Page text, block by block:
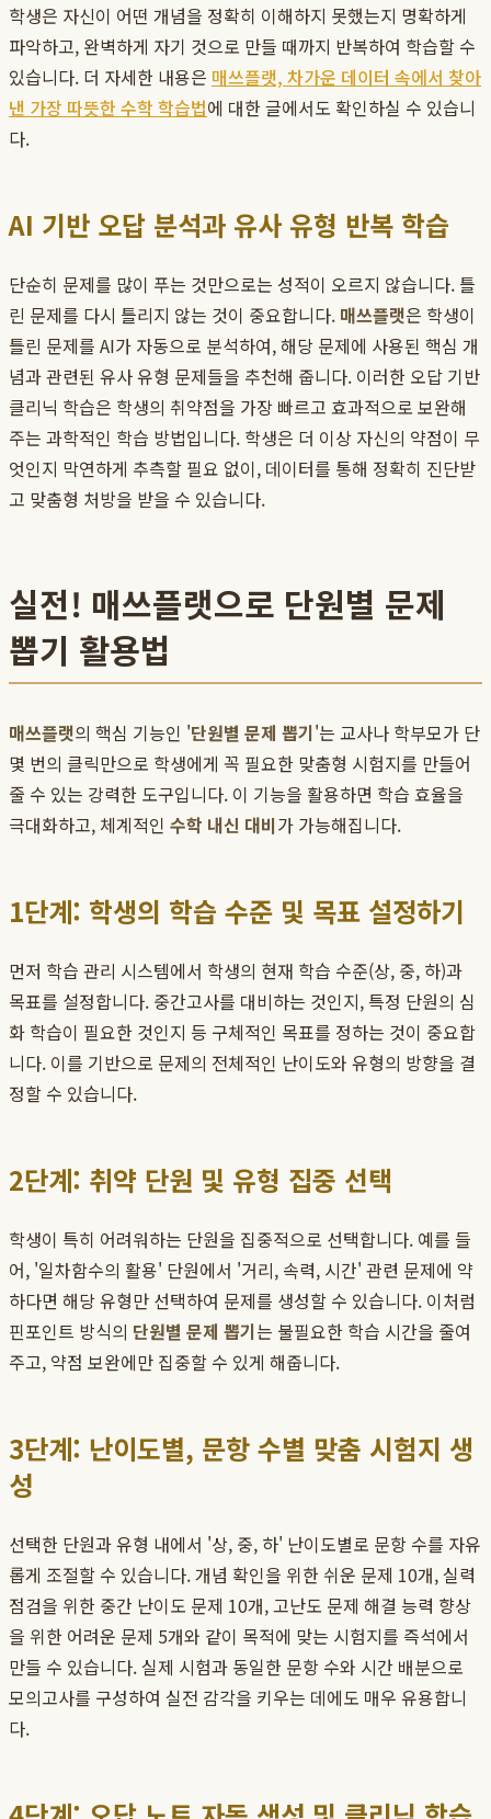
학생은 자신이 어떤 개념을 정확히 이해하지 못했는지 명확하게
파악하고, 완벽하게 자기 것으로 만들 때까지 반복하여 학습할 수
있습니다. 더 자세한 내용은 매쓰플랫, 차가운 데이터 속에서 찾아
낸 가장 따뜻한 수학 학습법에 대한 글에서도 확인하실 수 있습니
다.
AI 기반 오답 분석과 유사 유형 반복 학습
단순히 문제를 많이 푸는 것만으로는 성적이 오르지 않습니다. 틀
린 문제를 다시 틀리지 않는 것이 중요합니다. 매쓰플랫은 학생이
틀린 문제를 AI가 자동으로 분석하여, 해당 문제에 사용된 핵심 개
념과 관련된 유사 유형 문제들을 추천해 줍니다. 이러한 오답 기반
클리닉 학습은 학생의 취약점을 가장 빠르고 효과적으로 보완해
주는 과학적인 학습 방법입니다. 학생은 더 이상 자신의 약점이 무
엇인지 막연하게 추측할 필요 없이, 데이터를 통해 정확히 진단받
고 맞춤형 처방을 받을 수 있습니다.
실전! 매쓰플랫으로 단원별 문제
뽑기 활용법
매쓰플랫의 핵심 기능인 '단원별 문제 뽑기'는 교사나 학부모가 단
몇 번의 클릭만으로 학생에게 꼭 필요한 맞춤형 시험지를 만들어
줄 수 있는 강력한 도구입니다. 이 기능을 활용하면 학습 효율을
극대화하고, 체계적인 수학 내신 대비가 가능해집니다.
1단계: 학생의 학습 수준 및 목표 설정하기
먼저 학습 관리 시스템에서 학생의 현재 학습 수준(상, 중, 하)과
목표를 설정합니다. 중간고사를 대비하는 것인지, 특정 단원의 심
화 학습이 필요한 것인지 등 구체적인 목표를 정하는 것이 중요합
니다. 이를 기반으로 문제의 전체적인 난이도와 유형의 방향을 결
정할 수 있습니다.
2단계: 취약 단원 및 유형 집중 선택
학생이 특히 어려워하는 단원을 집중적으로 선택합니다. 예를 들
어, '일차함수의 활용' 단원에서 '거리, 속력, 시간' 관련 문제에 약
하다면 해당 유형만 선택하여 문제를 생성할 수 있습니다. 이처럼
핀포인트 방식의 단원별 문제 뽑기는 불필요한 학습 시간을 줄여
주고, 약점 보완에만 집중할 수 있게 해줍니다.
3단계: 난이도별, 문항 수별 맞춤 시험지 생
성
선택한 단원과 유형 내에서 '상, 중, 하' 난이도별로 문항 수를 자유
롭게 조절할 수 있습니다. 개념 확인을 위한 쉬운 문제 10개, 실력
점검을 위한 중간 난이도 문제 10개, 고난도 문제 해결 능력 향상
을 위한 어려운 문제 5개와 같이 목적에 맞는 시험지를 즉석에서
만들 수 있습니다. 실제 시험과 동일한 문항 수와 시간 배분으로
모의고사를 구성하여 실전 감각을 키우는 데에도 매우 유용합니
다.